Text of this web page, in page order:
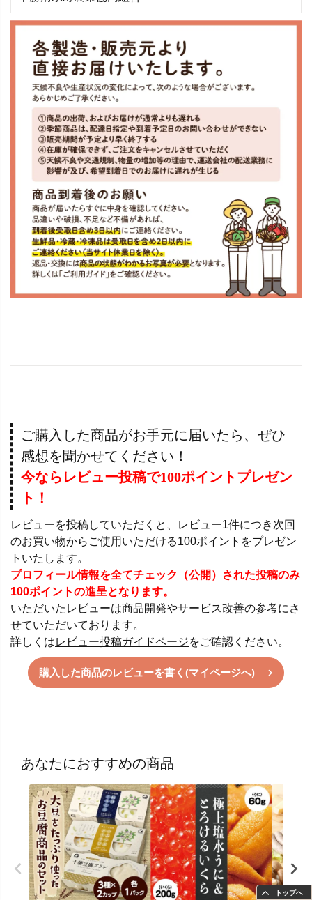
ご購入した商品がお手元に届いたら、ぜひ
感想を聞かせてください！
今ならレビュー投稿で100ポイントプレゼン
ト！
レビューを投稿していただくと、レビュー1件につき次回
のお買い物からご使用いただける100ポイントをプレゼン
トいたします。
プロフィール情報を全てチェック（公開）された投稿のみ
100ポイントの進呈となります。
いただいたレビューは商品開発やサービス改善の参考にさ
せていただいております。
詳しくはレビュー投稿ガイドページをご確認ください。
購入した商品のレビューを書く(マイページへ)
あなたにおすすめの商品
トップへ